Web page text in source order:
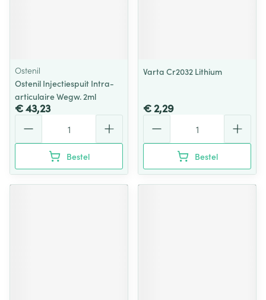
Ostenil
Ostenil Injectiespuit Intra-
articulaire Wegw. 2ml
€ 43,23
Bestel
Varta Cr2032 Lithium
€ 2,29
Bestel